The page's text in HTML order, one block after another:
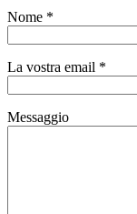
Nome *
La vostra email *
Messaggio